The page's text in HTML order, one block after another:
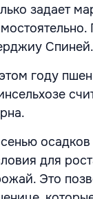
задает
Спиней.
году
для
Это